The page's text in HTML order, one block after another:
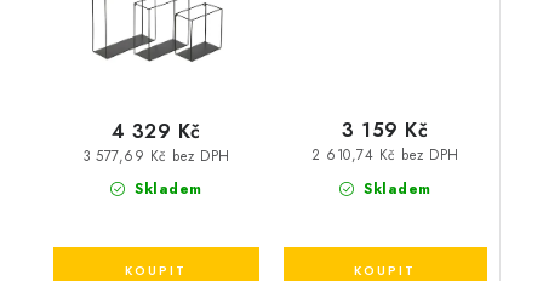
Skladem
3 577,69 Kč bez DPH
4 329 Kč
Skladem
2 610,74 Kč bez DPH
3 159 Kč